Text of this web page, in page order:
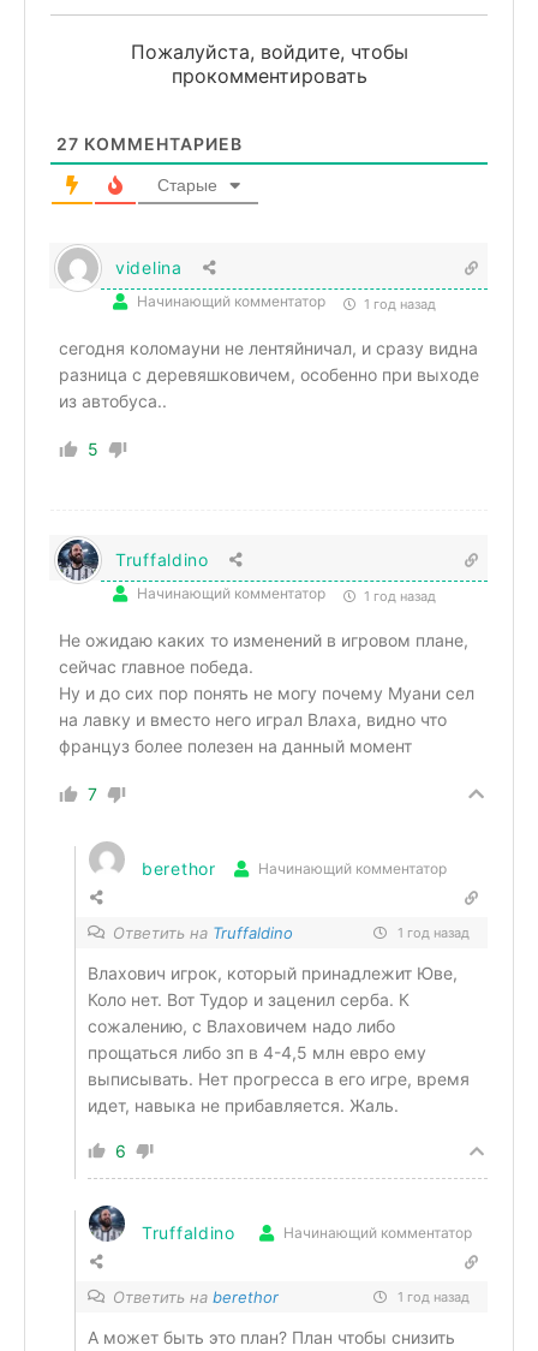
Пожалуйста, войдите, чтобы
прокомментировать
27 КОММЕНТАРИЕВ
Старые
videlina
Начинающий комментатор 1 год назад
сегодня коломауни не лентяйничал, и сразу видна
разница с деревяшковичем, особенно при выходе
из автобуса..
5
Truffaldino
Начинающий комментатор 1 год назад
Не ожидаю каких то изменений в игровом плане,
сейчас главное победа.
Ну и до сих пор понять не могу почему Муани сел
на лавку и вместо него играл Влаха, видно что
француз более полезен на данный момент
7
berethor Начинающий комментатор
Ответить на Truffaldino 1 год назад
Влахович игрок, который принадлежит Юве,
Коло нет. Вот Тудор и заценил серба. К
сожалению, с Влаховичем надо либо
прощаться либо зп в 4-4,5 млн евро ему
выписывать. Нет прогресса в его игре, время
идет, навыка не прибавляется. Жаль.
6
Truffaldino Начинающий комментатор
Ответить на berethor 1 год назад
А может быть это план? План чтобы снизить